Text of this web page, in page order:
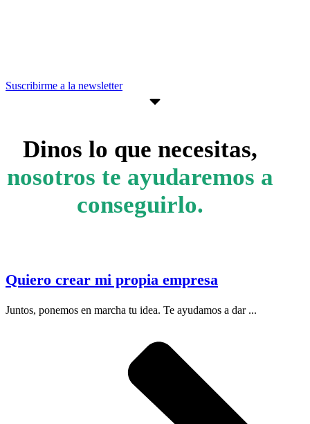
Suscribirme a la newsletter
Dinos lo que necesitas,
nosotros te ayudaremos a
conseguirlo.
Quiero crear mi propia empresa
Juntos, ponemos en marcha tu idea. Te ayudamos a dar ...